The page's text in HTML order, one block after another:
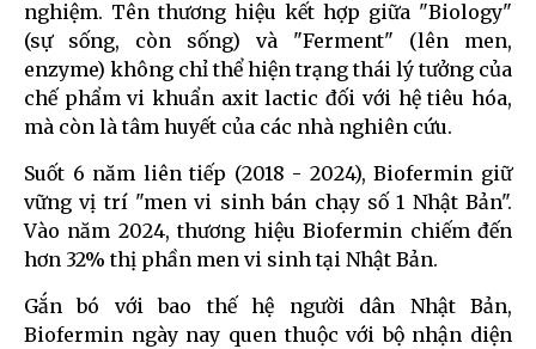
nghiệm. Tên thương hiệu kết hợp giữa "Biology"
(sự sống, còn sống) và "Ferment" (lên men,
enzyme) không chỉ thể hiện trạng thái lý tưởng của
chế phẩm vi khuẩn axit lactic đối với hệ tiêu hóa,
mà còn là tâm huyết của các nhà nghiên cứu.
Suốt 6 năm liên tiếp (2018 - 2024), Biofermin giữ
vững vị trí "men vi sinh bán chạy số 1 Nhật Bản".
Vào năm 2024, thương hiệu Biofermin chiếm đến
hơn 32% thị phần men vi sinh tại Nhật Bản.
Gắn bó với bao thế hệ người dân Nhật Bản,
Biofermin ngày nay quen thuộc với bộ nhận diện